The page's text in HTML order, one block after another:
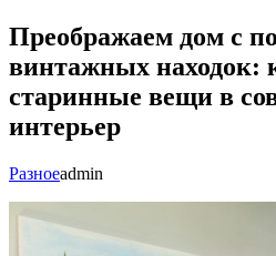
Преображаем дом с
винтажных находок:
старинные вещи в
интерьер
Разноеadmin